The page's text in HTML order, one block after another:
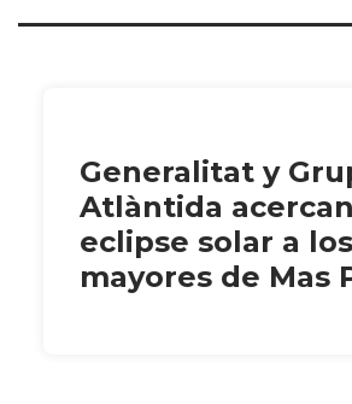
Generalitat y
Atlàntida
eclipse solar a los
mayores de Mas